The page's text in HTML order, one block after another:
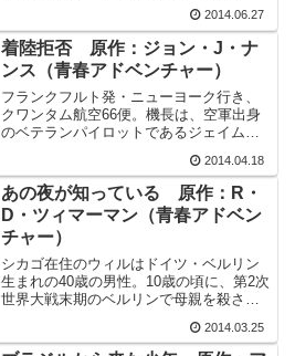
はなく自分にしか見えない『秘密の友
人』だ。」と告白する。多重人格か、そ
れとも命令型の幻聴かと考えたネイサン
だったが、事態は思いもよらぬ展開を見
せ、彼の家族をも巻き込む事件へと発展
していくのだった。
する。折しも、このウェールズとイング
ランドの国境付近では若い女性の連続殺
人事件が起きていた。あの人物は連続殺
人事件の犯人なのではないか。不安に襲
われる中、ヘレンは屋敷に住む人々とと
もに屋敷に閉じ込められることになる。
2014.06.27
着陸拒否 原作：ジョン・J・ナ
ンス（青春アドベンチャー）
フランクフルト発・ニューヨーク行き、
クワンタム航空66便。機長は、空軍出身
のベテランパイロットであるジェイム
する役目のチェックキャプテンでもある
ディック・ロブ。クリスマス前の12月22
日に離陸したその便は、アメリカ大使ラ
ンカスターというVIPを乗せていたもの
の、あくまで普通のフライトのはずだっ
た。機内でインフルエンザによる急病人
が出て、ロンドンのヒースロー空港への
緊急着陸を決断せざるを得なくなったこ
とさえ、想定の範囲外のできごとではな
い。しかし、ヒースロー空港が不可解に
も66便の着陸を拒否したことにより、事
2014.04.18
あの夜が知っている 原作：R・
D・ツィマーマン（青春アドベン
チャー）
シカゴ在住のウィルはドイツ・ベルリン
生まれの40歳の男性。10歳の頃に、第2次
世界大戦末期のベルリンで母親を殺され
親を殺した犯人を覚えていないことに長
年苦しんできた。ある時、ウィルは催眠
2014.03.25